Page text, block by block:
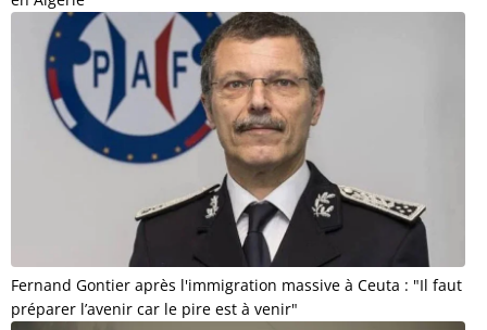
Fernand Gontier après l'immigration massive à Ceuta : "Il faut
préparer l’avenir car le pire est à venir"